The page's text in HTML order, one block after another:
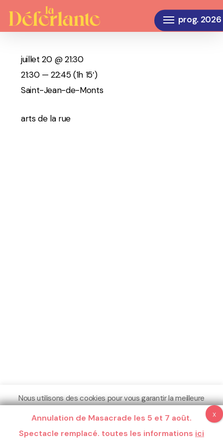
content
Menu
juillet 20 @ 21:30
21:30 — 22:45 (1h 15′)
Saint-Jean-de-Monts
arts de la rue
Nous utilisons des cookies pour vous garantir la meilleure
expérience sur notre site.
Plus d'informations
Compris Ne pas me pister
Annulation de Masacrade les 5 et 7 août.
Spectacle remplacé. toutes les informations ici